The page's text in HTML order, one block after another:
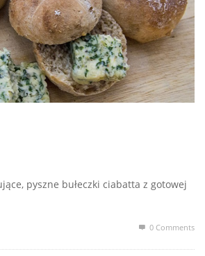
pyszne bułeczki ciabatta z gotowej
0 Comments